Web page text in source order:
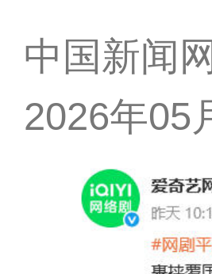
中国新闻
2026年05